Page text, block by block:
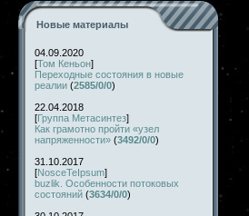
Новые материалы
04.09.2020
[Том Кеньон]
Переходные состояния в новые
реалии (2585/0/0)
22.04.2018
[Группа Метасинтез]
Как грамотно пройти «узел
напряженности» (3492/0/0)
31.10.2017
[NosceTeIpsum]
buzlik. Особенности потоковых
состояний (3634/0/0)